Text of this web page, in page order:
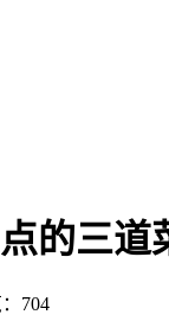
的三道
704